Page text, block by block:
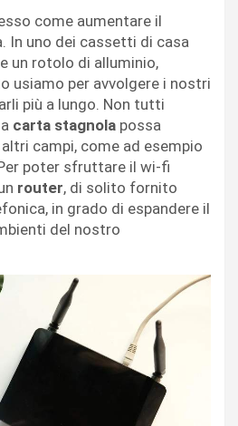
come aumentare il
In uno dei cassetti di casa
un rotolo di alluminio,
usiamo per avvolgere i nostri
più a lungo. Non tutti
carta stagnola possa
campi, come ad esempio
poter sfruttare il wi-fi
router, di solito fornito
in grado di espandere il
del nostro